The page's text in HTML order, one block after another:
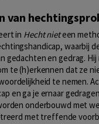
van
in Hecht nieteen
waarbij
gedachten en gedrag.
te (h)erkennen dat ze
te nemen.
en ga je ernaar
onderbouwd met
met treffende